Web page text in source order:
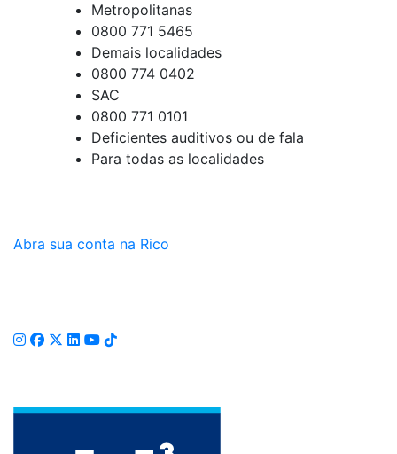
Metropolitanas
0800 771 5465
Demais localidades
0800 774 0402
SAC
0800 771 0101
Deficientes auditivos ou de fala
Para todas as localidades
Abra sua conta na Rico